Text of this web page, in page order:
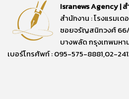
Isranews Agency |
สำนักงาน : โรงแรมเด
ซอยจรัญสนิทวงศ์ 66/
บางพลัด กรุงเทพมหา
เบอร์โทรศัพท์ : 095-575-8881,02-